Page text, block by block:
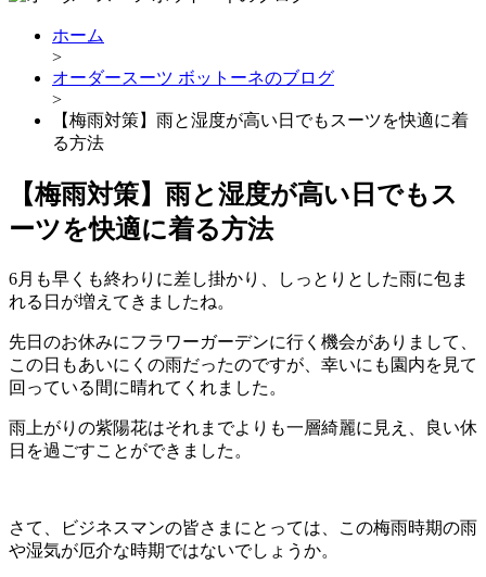
ホーム
>
オーダースーツ ボットーネのブログ
>
【梅雨対策】雨と湿度が高い日でもスーツを快適に着
る方法
【梅雨対策】雨と湿度が高い日でもス
ーツを快適に着る方法
6月も早くも終わりに差し掛かり、しっとりとした雨に包ま
れる日が増えてきましたね。
先日のお休みにフラワーガーデンに行く機会がありまして、
この日もあいにくの雨だったのですが、幸いにも園内を見て
回っている間に晴れてくれました。
雨上がりの紫陽花はそれまでよりも一層綺麗に見え、良い休
日を過ごすことができました。
さて、ビジネスマンの皆さまにとっては、この梅雨時期の雨
や湿気が厄介な時期ではないでしょうか。